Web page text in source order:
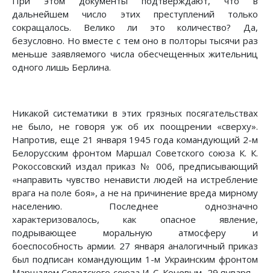
дальнейшем число этих преступлений только
сокращалось. Велико ли это количество? Да,
безусловно. Но вместе с тем оно в полторы тысячи раз
меньше заявляемого числа обесчещенных жительниц
одного лишь Берлина.
Никакой систематики в этих грязных посягательствах
не было, не говоря уж об их поощрении «сверху».
Напротив, еще 21 января 1945 года командующий 2-м
Белорусским фронтом Маршал Советского союза К. К.
Рокоссовский издал приказ № 006, предписывающий
«направить чувство ненависти людей на истребление
врага на поле боя», а не на причинение вреда мирному
населению. Последнее однозначно
характеризовалось, как опасное явление,
подрывающее моральную атмосферу и
боеспособность армии. 27 января аналогичный приказ
был подписан командующим 1-м Украинским фронтом